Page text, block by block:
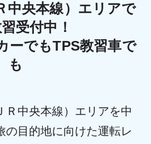
中央本線）エリアで
受付中！
ーでもTPS教習車で
も
Ｒ中央本線）エリアを中
の目的地に向けた運転レ